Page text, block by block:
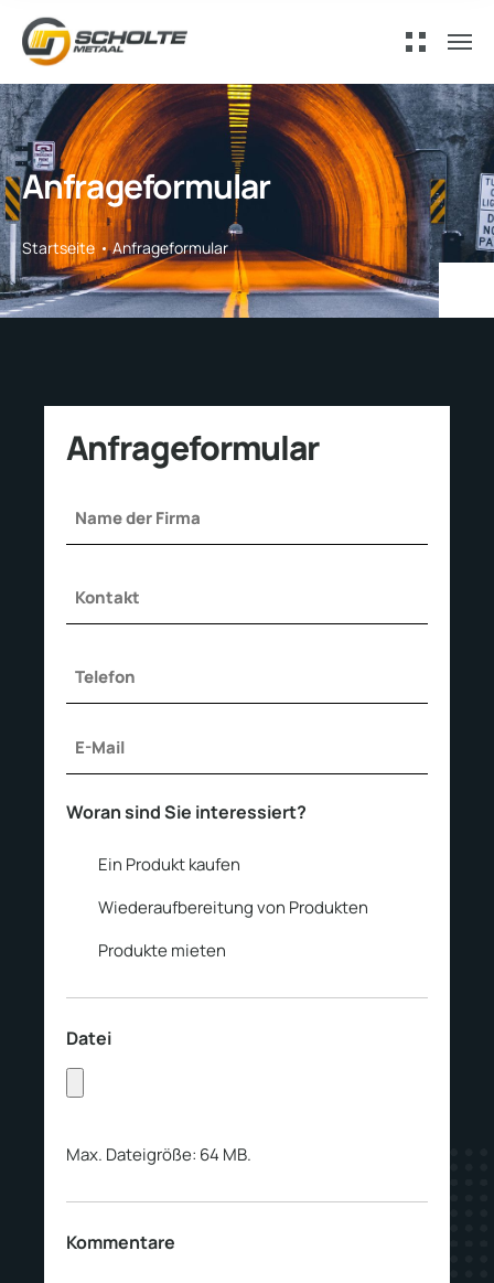
Anfrageformular
Startseite Anfrageformular
Anfrageformular
Ihr
Name
(erforderlich)
Ihr
Name
(erforderlich)
Unbetitelt
E-
Mail
(erforderlich)
Woran sind Sie interessiert?
Ein Produkt kaufen
Wiederaufbereitung von Produkten
Produkte mieten
Datei
Max. Dateigröße: 64 MB.
Kommentare